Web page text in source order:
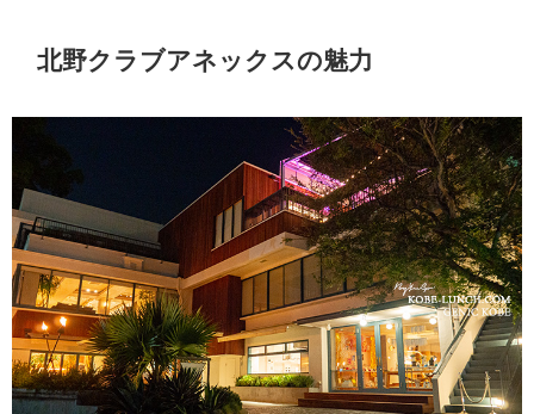
北野クラブアネックスの魅力